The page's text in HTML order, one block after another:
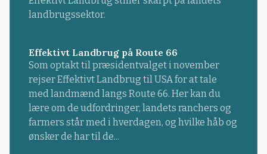
landbrugssektor.
Effektivt Landbrug på Route 66
Som optakt til præsidentvalget i november
rejser Effektivt Landbrug til USA for at tale
med landmænd langs Route 66. Her kan du
lære om de udfordringer, landets ranchers og
farmers står med i hverdagen, og hvilke håb og
ønsker de har til de...